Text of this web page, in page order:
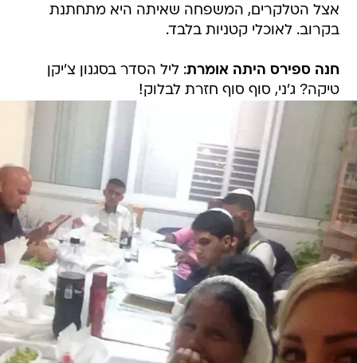
אצל הטלקרים, המשפחה שאיתה היא מתחתנת
בקרוב. לאוכלי קטניות בלבד.
חנה ספירס היתה אומרת: ליל הסדר בסגנון צ'יקן
טיקה? ג'ני, סוף סוף חזרת לבלוק!